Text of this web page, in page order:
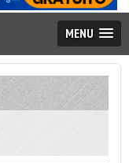
MENU